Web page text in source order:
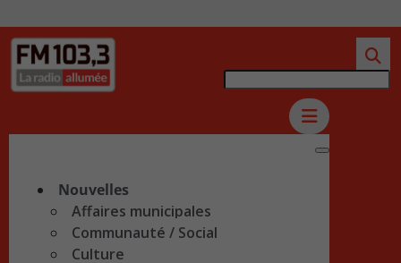
Nouvelles
Affaires municipales
Communauté / Social
Culture